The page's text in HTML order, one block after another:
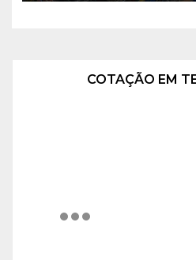
COTAÇÃO EM